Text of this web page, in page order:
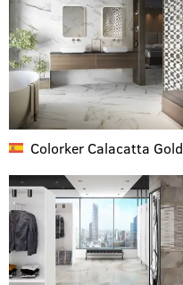
Colorker Calacatta Gold